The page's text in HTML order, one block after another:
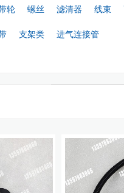
轮 螺丝 滤清器 线束
支架类 进气连接管